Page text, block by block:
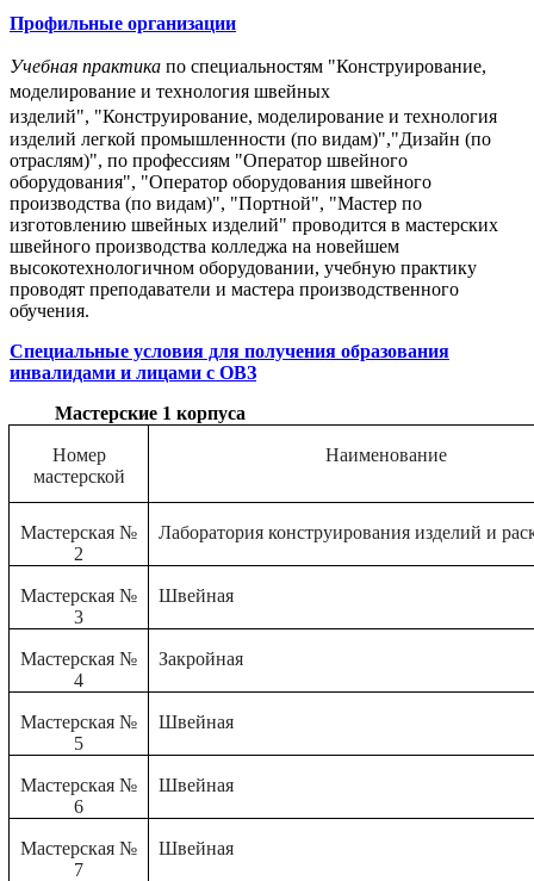
Профильные организации
Учебная практика по специальностям "Конструирование,
моделирование и технология швейных
изделий", "Конструирование, моделирование и технология
изделий легкой промышленности (по видам)","Дизайн (по
отраслям)", по профессиям "Оператор швейного
оборудования", "Оператор оборудования швейного
производства (по видам)", "Портной", "Мастер по
изготовлению швейных изделий" проводится в мастерских
швейного производства колледжа на новейшем
высокотехнологичном оборудовании, учебную практику
проводят преподаватели и мастера производственного
обучения.
Специальные условия для получения образования
инвалидами и лицами с ОВЗ
Мастерские 1 корпуса
Номер
мастерской
Наименование
Мастерская №
2
Лаборатория конструирования изделий и
Мастерская №
3
Швейная
Мастерская №
4
Закройная
Мастерская №
5
Швейная
Мастерская №
6
Швейная
Мастерская №
7
Швейная